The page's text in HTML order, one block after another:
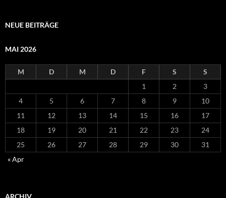
NEUE BEITRÄGE
MAI 2026
M D M D F S
S
1
2
3
4
5 6 7 8 9
10
11
12 13 14 15 16
17
18
19 20 21 22 23
24
25
26 27 28 29 30
31
« Apr
ARCHIV